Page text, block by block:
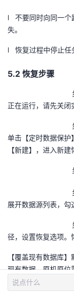
l 不要同时向同一个
失。
l 恢复过程中停止任
5.2 恢复步骤
步骤 1 检查
正在运行，请先关闭
步骤 2 使用
单击【定时数据保
【新建】，进入新建
步骤 3 选择
步骤 4 单击
展开数据源列表，勾
步骤 5 选择
径，设置恢复选项。
【覆盖现有数据库
现有数据。原机原位
【联机】默认开启。